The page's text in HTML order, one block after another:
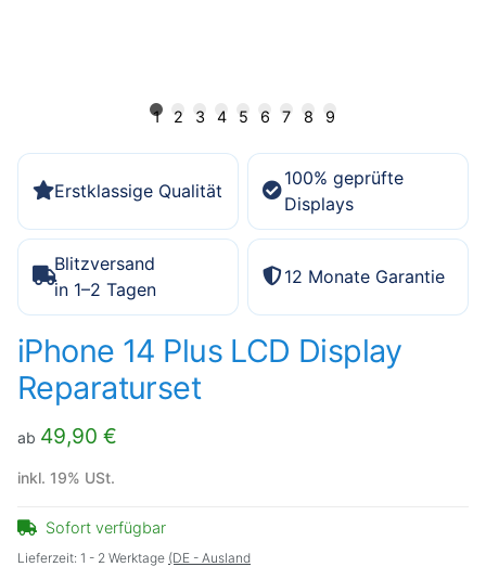
1 2 3 4 5 6 7 8 9
Erstklassige Qualität
100% geprüfte
Displays
Blitzversand
in 1–2 Tagen
12 Monate Garantie
iPhone 14 Plus LCD Display
Reparaturset
ab 49,90 €
inkl. 19% USt.
Sofort verfügbar
Lieferzeit: 1 - 2 Werktage (DE - Ausland